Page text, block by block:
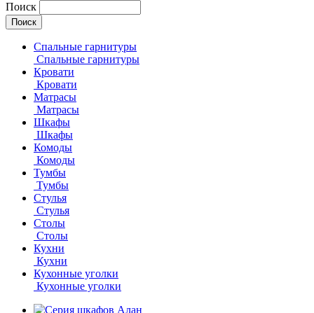
Поиск
Спальные гарнитуры
Спальные гарнитуры
Кровати
Кровати
Матрасы
Матрасы
Шкафы
Шкафы
Комоды
Комоды
Тумбы
Тумбы
Стулья
Стулья
Столы
Столы
Кухни
Кухни
Кухонные уголки
Кухонные уголки